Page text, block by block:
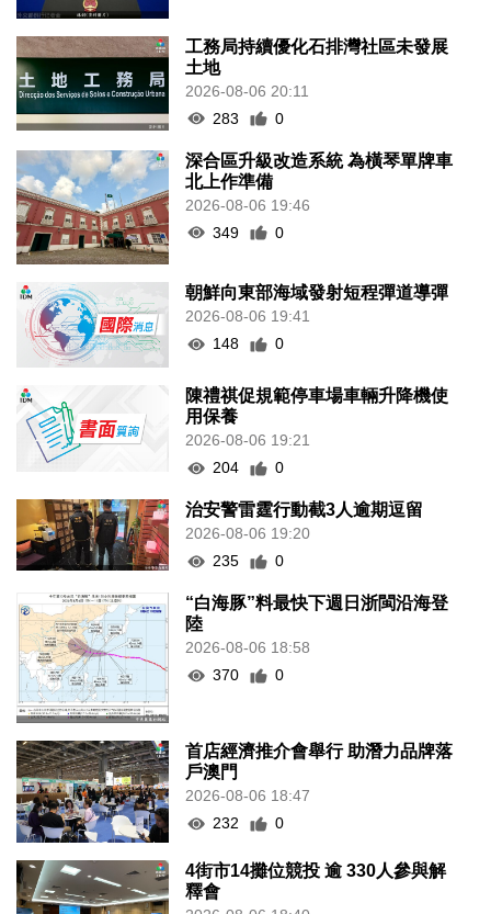
工務局持續優化石排灣社區未發展
土地
2026-08-06 20:11
283
0
深合區升級改造系統 為橫琴單牌車
北上作準備
2026-08-06 19:46
349
0
朝鮮向東部海域發射短程彈道導彈
2026-08-06 19:41
148
0
陳禮祺促規範停車場車輛升降機使
用保養
2026-08-06 19:21
204
0
治安警雷霆行動截3人逾期逗留
2026-08-06 19:20
235
0
“白海豚”料最快下週日浙閩沿海登
陸
2026-08-06 18:58
370
0
首店經濟推介會舉行 助潛力品牌落
戶澳門
2026-08-06 18:47
232
0
4街市14攤位競投 逾 330人參與解
釋會